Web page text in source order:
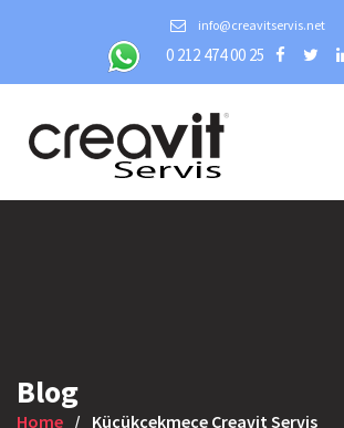
info@creavitservis.net
0 212 474 00 25
Blog
Home Küçükçekmece Creavit Servis